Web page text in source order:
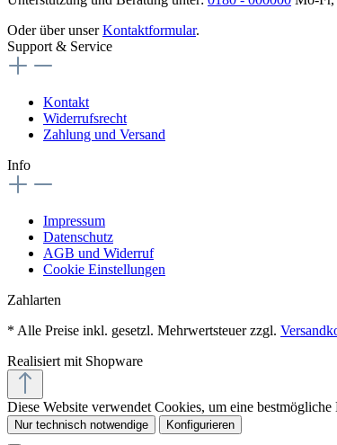
Oder über unserKontaktformular.
Support & Service
Kontakt
Widerrufsrecht
Zahlung und Versand
Info
Impressum
Datenschutz
AGB und Widerruf
Cookie Einstellungen
Zahlarten
* Alle Preise inkl. gesetzl. Mehrwertsteuer zzgl.
Realisiert mit Shopware
Diese Website verwendet Cookies, um eine
Nur technisch notwendige Konfigurieren